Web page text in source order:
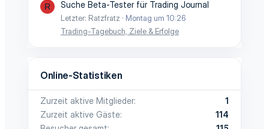
R Suche Beta-Tester für Trading Journal
Letzter: Ratzfratz
Montag um 10:26
Trading-Tagebuch, Ziele & Erfolge
Online-Statistiken
Zurzeit aktive Mitglieder
1
Zurzeit aktive Gäste
114